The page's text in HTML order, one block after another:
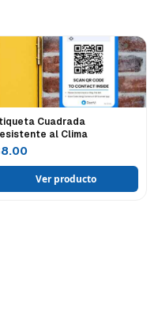
Cuadrada
al Clima
Ver producto